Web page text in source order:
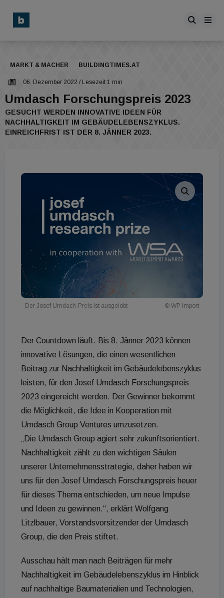
MARKT & MACHER BUILDINGTIMES.AT
06. Dezember 2022 / Lesezeit 1 min
Umdasch Forschungspreis 2023
GESUCHT WERDEN INNOVATIVE IDEEN FÜR
NACHHALTIGKEIT IM GEBÄUDELEBENSZYKLUS.
EINREICHFRIST IST DER 8. JÄNNER 2023.
Der Josef Umdach-Preis ist ausgelobt © WP Import
Der Countdown läuft. Bis 8. Jänner 2023 können
innovative Lösungen, die einen wesentlichen
Beitrag zur Nachhaltigkeit im Gebäudelebenszyklus
leisten, für den Josef Umdasch Forschungspreis
2023 eingereicht werden. Der Gewinner bekommt
die Möglichkeit, die Idee in Kooperation mit
Umdasch Group Ventures umzusetzen.
„Die Umdasch Group agiert sehr zukunftsorientiert.
Nachhaltigkeit zählt zu den wichtigen Säulen
unserer Unternehmensstrategie, daher haben wir
uns für den Josef Umdasch Forschungspreis heuer
für dieses Thema entschieden, um neue Impulse
und Ideen zu gewinnen.“, erklärt Wolfgang
Litzlbauer, Vorstandsvorsitzender der Umdasch
Group, die den Preis stiftet.
Ausschau hält man nach Beiträgen für mehr
Nachhaltigkeit im Gebäudelebenszyklus im Hinblick
auf nachhaltige Baumaterialien und Technologien,